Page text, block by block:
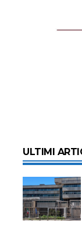
ULTIMI